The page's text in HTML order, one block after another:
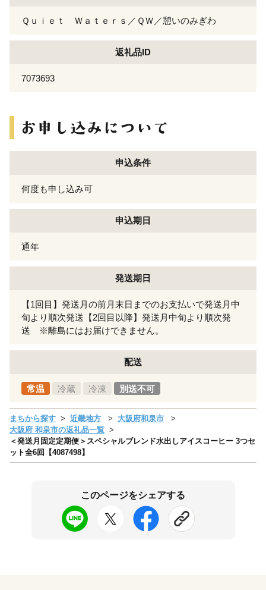
Ｑｕｉｅｔ Ｗａｔｅｒｓ／ＱＷ／憩いのみぎわ
返礼品ID
7073693
申込条件
何度も申し込み可
申込期日
通年
発送期日
【1回目】発送月の前月末日までのお支払いで発送月中
旬より順次発送【2回目以降】発送月中旬より順次発
送 ※離島にはお届けできません。
配送
常温 冷蔵 冷凍 別送不可
まちから探す 近畿地方
大阪府和泉市
大阪府 和泉市の返礼品一覧
＜発送月固定定期便＞スペシャルブレンド水出しアイスコーヒー 3つセ
ット全6回【4087498】
このページをシェアする